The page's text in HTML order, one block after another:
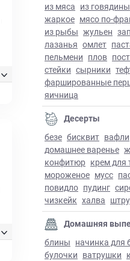
из мяса из говядины
жаркое мясо по-
из рыбы жульен
лазанья омлет
пельмени плов
стейки сырники
фаршированные
яичница
Десерты
безе бисквит вафли
домашнее варенье
конфитюр крем для
мороженое мусс
повидло пудинг
чизкейк халва
Домашняя
блины начинка для
булочки ватрушки